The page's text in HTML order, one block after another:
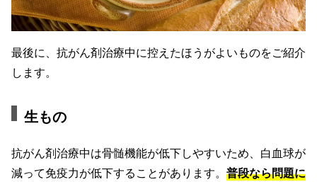
最後に、抗がん剤治療中に控えたほうがよいものをご紹介
します。
生もの
抗がん剤治療中は骨髄機能が低下しやすいため、白血球が
減って免疫力が低下することがあります。 普段なら問題に